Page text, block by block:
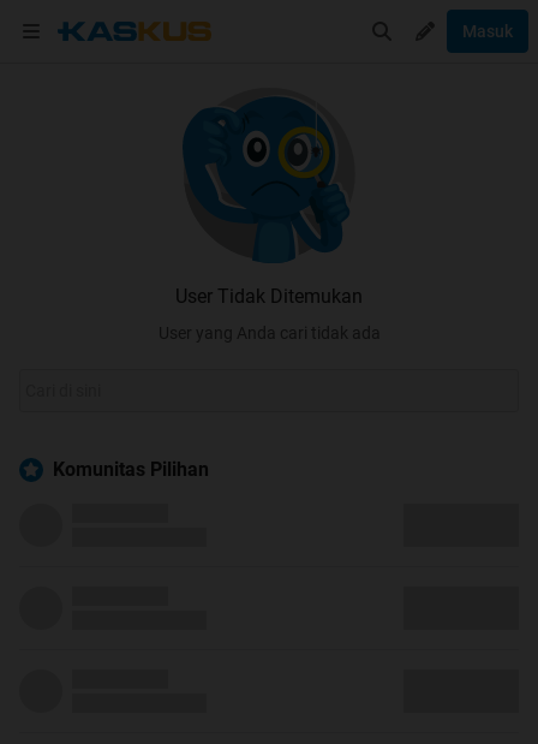
Masuk
User Tidak Ditemukan
User yang Anda cari tidak ada
Komunitas Pilihan